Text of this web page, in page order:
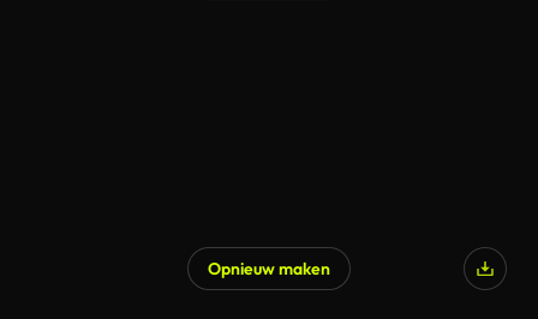
Opnieuw maken